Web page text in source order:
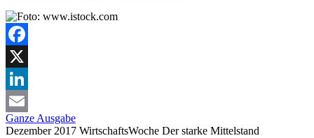
Facebook
X
LinkedIn
Email
Ganze Ausgabe
Dezember 2017 WirtschaftsWoche Der starke Mittelstand